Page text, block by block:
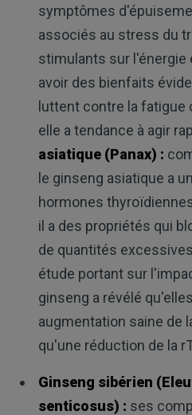
symptômes
associés au stress du
stimulants sur l'énergie
avoir des bienfaits
luttent contre la fatigue
elle a tendance à agir
asiatique (Panax) :
le ginseng asiatique a
hormones
il a des propriétés qui
de quantités
étude portant sur
ginseng a révélé
augmentation saine de
qu'une réduction de la
Ginseng sibérien
senticosus) : ses